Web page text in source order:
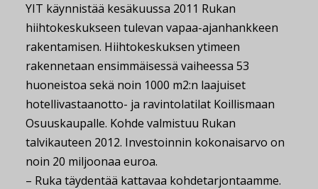
YIT käynnistää kesäkuussa 2011 Rukan
hiihtokeskukseen tulevan vapaa-ajanhankkeen
rakentamisen. Hiihtokeskuksen ytimeen
rakennetaan ensimmäisessä vaiheessa 53
huoneistoa sekä noin 1000 m2:n laajuiset
hotellivastaanotto- ja ravintolatilat Koillismaan
Osuuskaupalle. Kohde valmistuu Rukan
talvikauteen 2012. Investoinnin kokonaisarvo on
noin 20 miljoonaa euroa.
– Ruka täydentää kattavaa kohdetarjontaamme.